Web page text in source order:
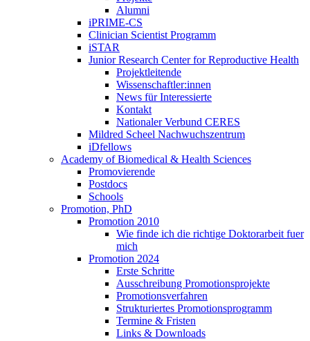
Alumni
iPRIME-CS
Clinician Scientist Programm
iSTAR
Junior Research Center for Reproductive Health
Projektleitende
Wissenschaftler:innen
News für Interessierte
Kontakt
Nationaler Verbund CERES
Mildred Scheel Nachwuchszentrum
iDfellows
Academy of Biomedical & Health Sciences
Promovierende
Postdocs
Schools
Promotion, PhD
Promotion 2010
Wie finde ich die richtige Doktorarbeit fuer
mich
Promotion 2024
Erste Schritte
Ausschreibung Promotionsprojekte
Promotionsverfahren
Strukturiertes Promotionsprogramm
Termine & Fristen
Links & Downloads